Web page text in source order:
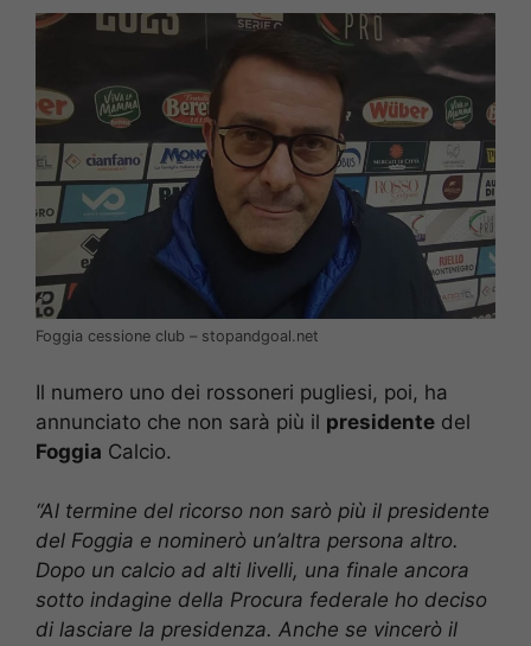
Foggia cessione club – stopandgoal.net
Il numero uno dei rossoneri pugliesi, poi, ha
annunciato che non sarà più il presidente del
Foggia Calcio.
“Al termine del ricorso non sarò più il presidente
del Foggia e nominerò un’altra persona altro.
Dopo un calcio ad alti livelli, una finale ancora
sotto indagine della Procura federale ho deciso
di lasciare la presidenza. Anche se vincerò il